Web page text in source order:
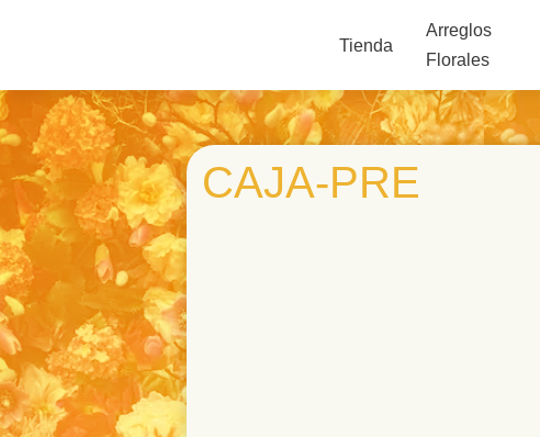
Tienda
Arreglos
Florales
CAJA-PRE